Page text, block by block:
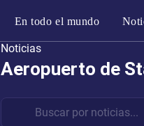
En todo el mundo
Noticias
Aeropuerto de